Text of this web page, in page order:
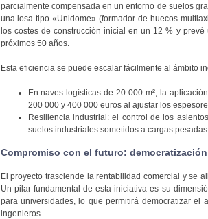
parcialmente compensada en un entorno de suelos
una losa tipo «Unidome» (formador de huecos
los costes de construcción inicial en un 12 % y
próximos 50 años.
Esta eficiencia se puede escalar fácilmente al ámbito
En naves logísticas de 20 000 m², la
200 000 y 400 000 euros al ajustar los
Resiliencia industrial: el control de los
suelos industriales sometidos a cargas pesadas.
Compromiso con el futuro:
El proyecto trasciende la rentabilidad comercial y se
Un pilar fundamental de esta iniciativa es su
para universidades, lo que permitirá democratizar
ingenieros.